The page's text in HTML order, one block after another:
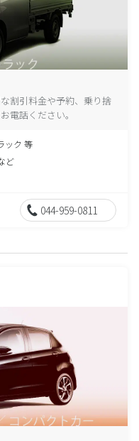
割引料金や予約、乗り捨
電話ください。
ック 等
ど
044-959-0811